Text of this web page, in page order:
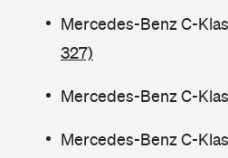
Mercedes-Benz C-
327)
Mercedes-Benz C-
Mercedes-Benz C-